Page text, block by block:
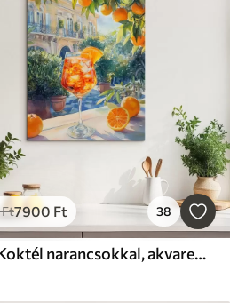
Ft7900 Ft 38
Képek Koktél narancsokkal, akvarell stílus, Olaszország, Aperol Spritz, építészet, nyári kert, nyári kert